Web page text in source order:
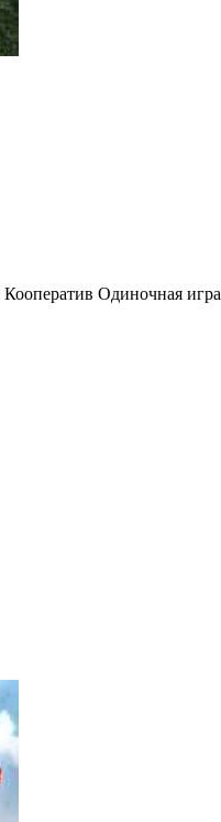
Кооператив Одиночная игра